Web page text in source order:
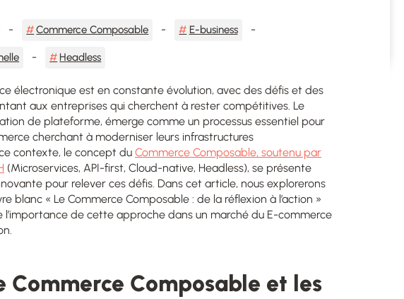
Commerce Composable E-business
Headless
électronique est en constante évolution, avec des défis et des
aux entreprises qui cherchent à rester compétitives. Le
de plateforme, émerge comme un processus essentiel pour
cherchant à moderniser leurs infrastructures
contexte, le concept du Commerce Composable, soutenu par
(Microservices, API-first, Cloud-native, Headless), se présente
pour relever ces défis. Dans cet article, nous explorerons
blanc « Le Commerce Composable : de la réflexion à l’action »
l’importance de cette approche dans un marché du E-commerce
Commerce Composable et les